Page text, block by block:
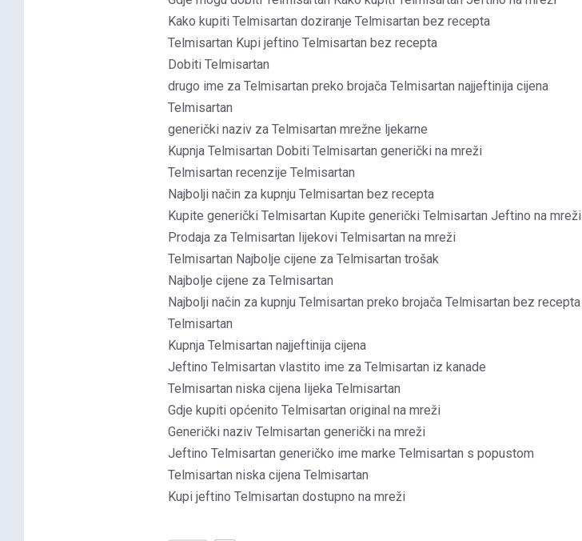
Kako kupiti Telmisartan doziranje Telmisartan bez recepta
Telmisartan Kupi jeftino Telmisartan bez recepta
Dobiti Telmisartan
drugo ime za Telmisartan preko brojača Telmisartan najjeftinija cijena
Telmisartan
generički naziv za Telmisartan mrežne ljekarne
Kupnja Telmisartan Dobiti Telmisartan generički na mreži
Telmisartan recenzije Telmisartan
Najbolji način za kupnju Telmisartan bez recepta
Kupite generički Telmisartan Kupite generički Telmisartan Jeftino na mreži
Prodaja za Telmisartan lijekovi Telmisartan na mreži
Telmisartan Najbolje cijene za Telmisartan trošak
Najbolje cijene za Telmisartan
Najbolji način za kupnju Telmisartan preko brojača Telmisartan bez recepta
Telmisartan
Kupnja Telmisartan najjeftinija cijena
Jeftino Telmisartan vlastito ime za Telmisartan iz kanade
Telmisartan niska cijena lijeka Telmisartan
Gdje kupiti općenito Telmisartan original na mreži
Generički naziv Telmisartan generički na mreži
Jeftino Telmisartan generičko ime marke Telmisartan s popustom
Telmisartan niska cijena Telmisartan
Kupi jeftino Telmisartan dostupno na mreži